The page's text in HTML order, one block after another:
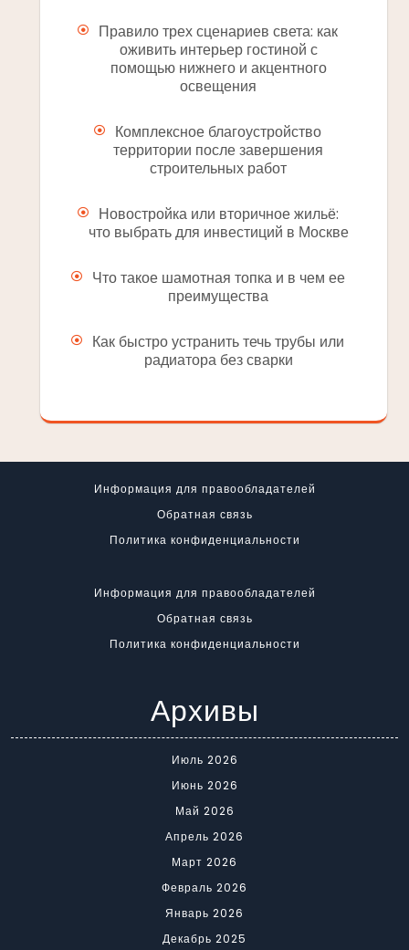
Правило трех сценариев света: как
оживить интерьер гостиной с
помощью нижнего и акцентного
освещения
Комплексное благоустройство
территории после завершения
строительных работ
Новостройка или вторичное жильё:
что выбрать для инвестиций в Москве
Что такое шамотная топка и в чем ее
преимущества
Как быстро устранить течь трубы или
радиатора без сварки
Информация для правообладателей
Обратная связь
Политика конфиденциальности
Информация для правообладателей
Обратная связь
Политика конфиденциальности
Архивы
Июль 2026
Июнь 2026
Май 2026
Апрель 2026
Март 2026
Февраль 2026
Январь 2026
Декабрь 2025